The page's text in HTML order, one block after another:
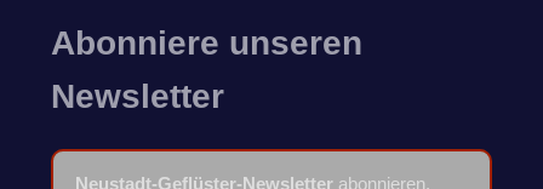
Abonniere unseren
Newsletter
Neustadt-Geflüster-Newsletter abonnieren.